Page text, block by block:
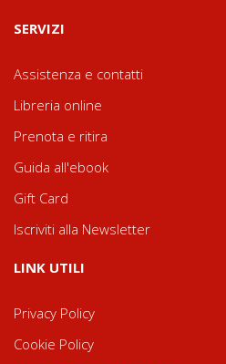
SERVIZI
Assistenza e contatti
Libreria online
Prenota e ritira
Guida all'ebook
Gift Card
Iscriviti alla Newsletter
LINK UTILI
Privacy Policy
Cookie Policy